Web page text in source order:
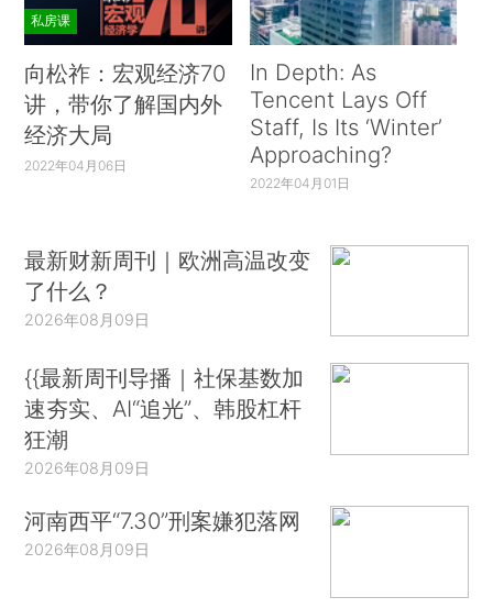
私房课
向松祚：宏观经济70
讲，带你了解国内外
经济大局
2022年04月06日
In Depth: As
Tencent Lays Off
Staff, Is Its ‘Winter’
Approaching?
2022年04月01日
最新财新周刊｜欧洲高温改变
了什么？
2026年08月09日
{{最新周刊导播｜社保基数加
速夯实、AI“追光”、韩股杠杆
狂潮
2026年08月09日
河南西平“7.30”刑案嫌犯落网
2026年08月09日